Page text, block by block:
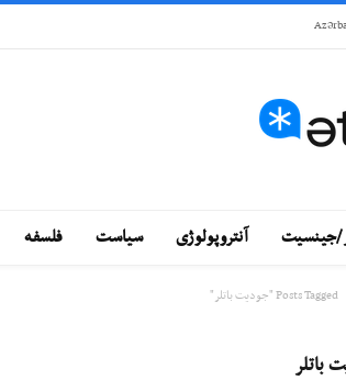
جینسیت آنتروپولوژی سياست فلسفه
Posts Tagged "جودیت باتلر"
باتلر